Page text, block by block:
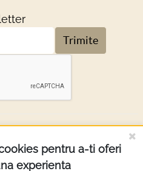
Trimite
pentru a-ti oferi
experienta